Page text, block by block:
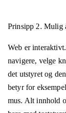
Prinsipp 2. Mulig
Web er
navigere, velge
det utstyret og
betyr for
mus. Alt innhold